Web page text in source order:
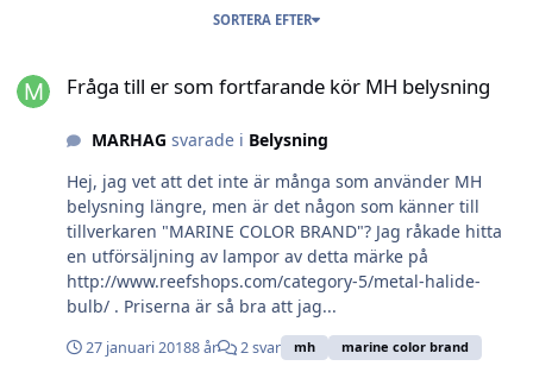
SORTERA EFTER
Fråga till er som fortfarande kör MH belysning
MARHAG svarade i Belysning
Hej, jag vet att det inte är många som använder MH
belysning längre, men är det någon som känner till
tillverkaren "MARINE COLOR BRAND"? Jag råkade hitta
en utförsäljning av lampor av detta märke på
http://www.reefshops.com/category-5/metal-halide-
bulb/ . Priserna är så bra att jag...
27 januari 20188 år 2 svar mh marine color brand